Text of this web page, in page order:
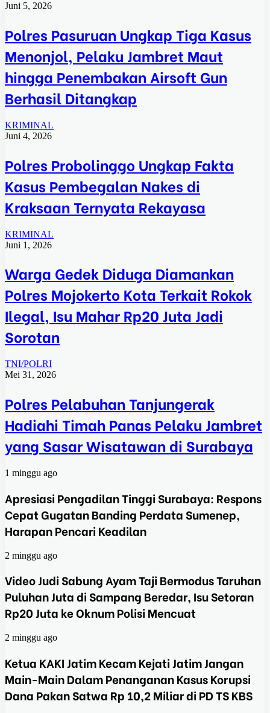
Juni 5, 2026
Polres Pasuruan Ungkap Tiga Kasus
Menonjol, Pelaku Jambret Maut
hingga Penembakan Airsoft Gun
Berhasil Ditangkap
KRIMINAL
Juni 4, 2026
Polres Probolinggo Ungkap Fakta
Kasus Pembegalan Nakes di
Kraksaan Ternyata Rekayasa
KRIMINAL
Juni 1, 2026
Warga Gedek Diduga Diamankan
Polres Mojokerto Kota Terkait Rokok
Ilegal, Isu Mahar Rp20 Juta Jadi
Sorotan
TNI/POLRI
Mei 31, 2026
Polres Pelabuhan Tanjungerak
Hadiahi Timah Panas Pelaku Jambret
yang Sasar Wisatawan di Surabaya
1 minggu ago
Apresiasi Pengadilan Tinggi Surabaya: Respons
Cepat Gugatan Banding Perdata Sumenep,
Harapan Pencari Keadilan
2 minggu ago
Video Judi Sabung Ayam Taji Bermodus Taruhan
Puluhan Juta di Sampang Beredar, Isu Setoran
Rp20 Juta ke Oknum Polisi Mencuat
2 minggu ago
Ketua KAKI Jatim Kecam Kejati Jatim Jangan
Main-Main Dalam Penanganan Kasus Korupsi
Dana Pakan Satwa Rp 10,2 Miliar di PD TS KBS